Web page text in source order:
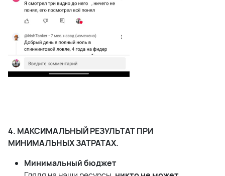
4. МАКСИМАЛЬНЫЙ РЕЗУЛЬТАТ ПРИ
МИНИМАЛЬНЫХ ЗАТРАТАХ.
Минимальный бюджет